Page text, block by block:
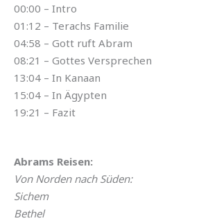
00:00 – Intro
01:12 – Terachs Familie
04:58 – Gott ruft Abram
08:21 – Gottes Versprechen
13:04 – In Kanaan
15:04 – In Ägypten
19:21 – Fazit
Abrams Reisen:
Von Norden nach Süden:
Sichem
Bethel